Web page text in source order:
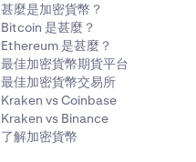
甚麼是加密貨幣？
Bitcoin 是甚麼？
Ethereum 是甚麼？
最佳加密貨幣期貨平台
最佳加密貨幣交易所
Kraken vs Coinbase
Kraken vs Binance
了解加密貨幣